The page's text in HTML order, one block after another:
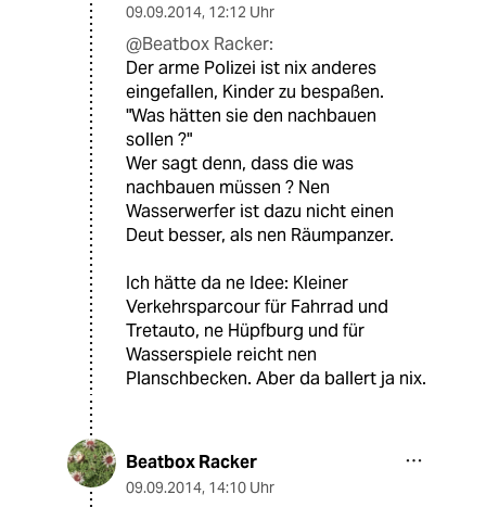
09.09.2014, 12:12 Uhr
@Beatbox Racker:
Der arme Polizei ist nix anderes
eingefallen, Kinder zu bespaßen.
"Was hätten sie den nachbauen
sollen ?"
Wer sagt denn, dass die was
nachbauen müssen ? Nen
Wasserwerfer ist dazu nicht einen
Deut besser, als nen Räumpanzer.
Ich hätte da ne Idee: Kleiner
Verkehrsparcour für Fahrrad und
Tretauto, ne Hüpfburg und für
Wasserspiele reicht nen
Planschbecken. Aber da ballert ja nix.
Beatbox Racker
09.09.2014, 14:10 Uhr